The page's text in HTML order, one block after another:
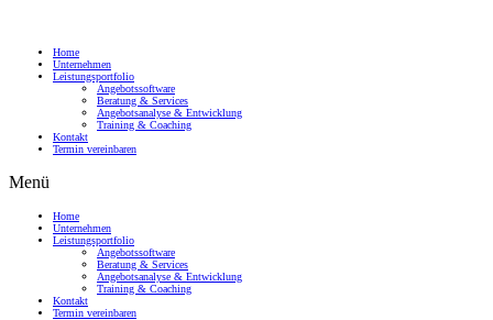
Home
Unternehmen
Leistungsportfolio
Angebotssoftware
Beratung & Services
Angebotsanalyse & Entwicklung
Training & Coaching
Kontakt
Termin vereinbaren
Menü
Home
Unternehmen
Leistungsportfolio
Angebotssoftware
Beratung & Services
Angebotsanalyse & Entwicklung
Training & Coaching
Kontakt
Termin vereinbaren